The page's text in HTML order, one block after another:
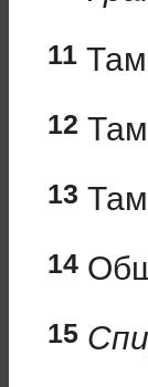
11
12
13
14
15